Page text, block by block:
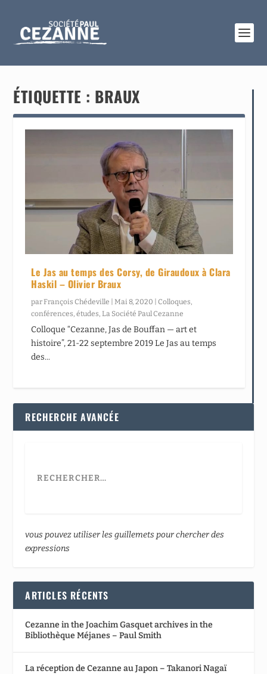
ÉTIQUETTE : BRAUX
Le Jas au temps des Corsy, de Giraudoux à Clara
Haskil – Olivier Braux
par François Chédeville Mai 8, 2020 |Colloques,
conférences, études La Société Paul Cezanne
Colloque “Cezanne, Jas de Bouffan — art et
histoire”, 21-22 septembre 2019 Le Jas au temps
des...
RECHERCHE AVANCÉE
vous pouvez utiliser les guillemets pour chercher des
expressions
ARTICLES RÉCENTS
Cezanne in the Joachim Gasquet archives in the
Bibliothèque Méjanes – Paul Smith
La réception de Cezanne au Japon – Takanori Nagaï